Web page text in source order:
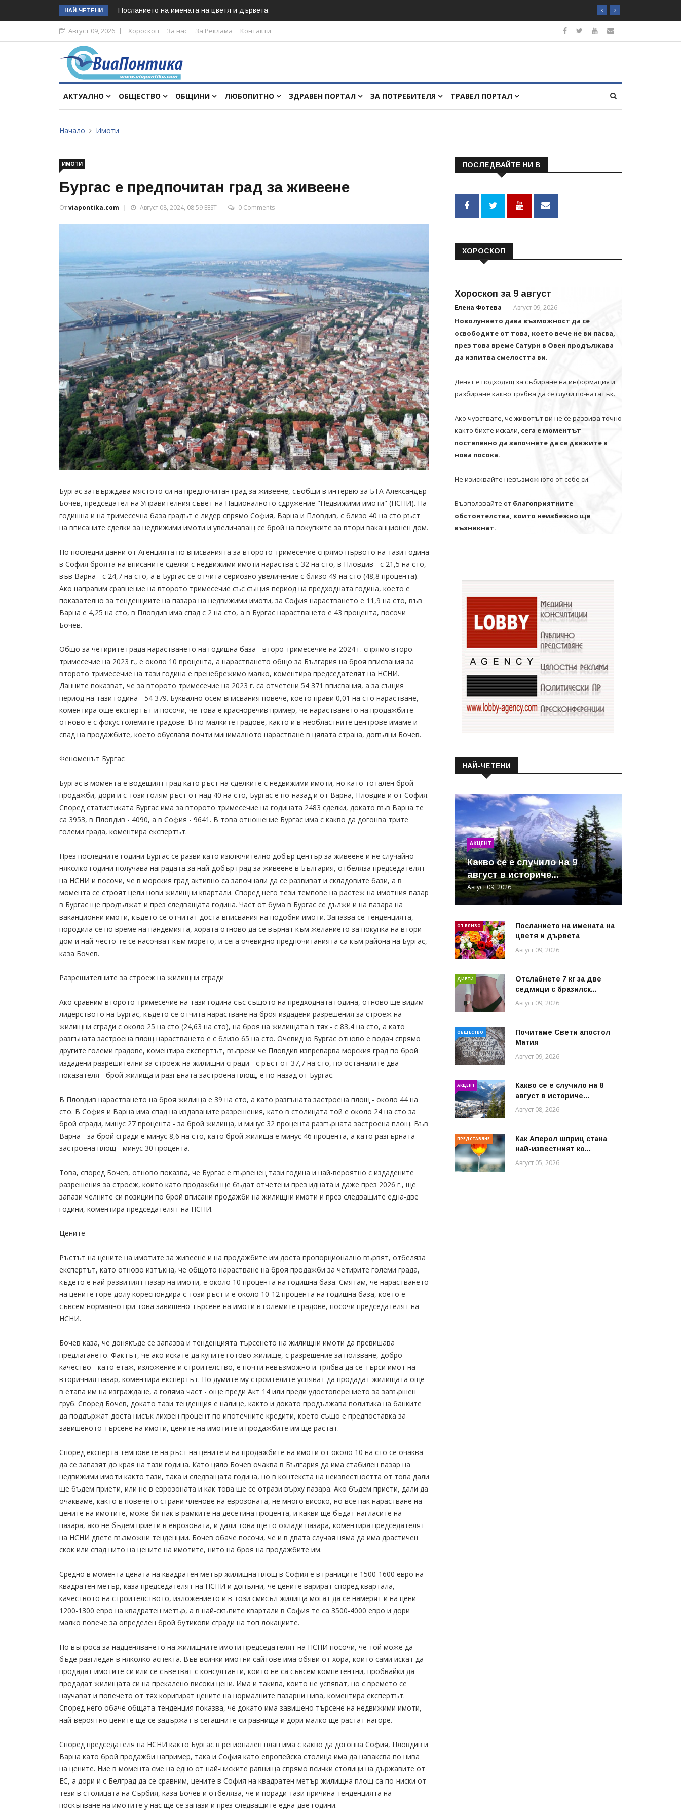
НАЙ-ЧЕТЕНИ Посланието на имената на цветя и дървета
Август 09, 2026 Хороскоп За нас За Реклама Контакти
АКТУАЛНО ОБЩЕСТВО ОБЩИНИ ЛЮБОПИТНО ЗДРАВЕН ПОРТАЛ ЗА ПОТРЕБИТЕЛЯ ТРАВЕЛ ПОРТАЛ
Начало Имоти
ИМОТИ
Бургас е предпочитан град за живеене
Отviapontika.com Август 08, 2024, 08:59 EEST 0 Comments
Бургас затвърждава мястото си на предпочитан град за живеене, съобщи в интервю за БТА Александър
Бочев, председател на Управителния съвет на Националното сдружение "Недвижими имоти" (НСНИ). На
годишна и на тримесечна база градът е лидер спрямо София, Варна и Пловдив, с близо 40 на сто ръст
на вписаните сделки за недвижими имоти и увеличаващ се брой на покупките за втори ваканционен дом.
По последни данни от Агенцията по вписванията за второто тримесечие спрямо първото на тази година
в София броята на вписаните сделки с недвижими имоти нараства с 32 на сто, в Пловдив - с 21,5 на сто,
във Варна - с 24,7 на сто, а в Бургас се отчита сериозно увеличение с близо 49 на сто (48,8 процента).
Ако направим сравнение на второто тримесечие със същия период на предходната година, което е
показателно за тенденциите на пазара на недвижими имоти, за София нарастването е 11,9 на сто, във
Варна е 4,25 на сто, в Пловдив има спад с 2 на сто, а в Бургас нарастването е 43 процента, посочи
Бочев.
Общо за четирите града нарастването на годишна база - второ тримесечие на 2024 г. спрямо второ
тримесечие на 2023 г., е около 10 процента, а нарастването общо за България на броя вписвания за
второто тримесечие на тази година е пренебрежимо малко, коментира председателят на НСНИ.
Данните показват, че за второто тримесечие на 2023 г. са отчетени 54 371 вписвания, а за същия
период на тази година - 54 379. Буквално осем вписвания повече, което прави 0,01 на сто нарастване,
коментира още експертът и посочи, че това е красноречив пример, че нарастването на продажбите
отново е с фокус големите градове. В по-малките градове, както и в необластните центрове имаме и
спад на продажбите, което обуславя почти минималното нарастване в цялата страна, допълни Бочев.
Феноменът Бургас
Бургас в момента е водещият град като ръст на сделките с недвижими имоти, но като тотален брой
продажби, дори и с този голям ръст от над 40 на сто, Бургас е по-назад и от Варна, Пловдив и от София.
Според статистиката Бургас има за второто тримесечие на годината 2483 сделки, докато във Варна те
са 3953, в Пловдив - 4090, а в София - 9641. В това отношение Бургас има с какво да догонва трите
големи града, коментира експертът.
През последните години Бургас се разви като изключително добър център за живеене и не случайно
няколко години получава наградата за най-добър град за живеене в България, отбеляза председателят
на НСНИ и посочи, че в морския град активно са започнали да се развиват и складовите бази, а в
момента се строят цели нови жилищни квартали. Според него тези темпове на растеж на имотния пазар
в Бургас ще продължат и през следващата година. Част от бума в Бургас се дължи и на пазара на
ваканционни имоти, където се отчитат доста вписвания на подобни имоти. Запазва се тенденцията,
породила се по време на пандемията, хората отново да се върнат към желанието за покупка на втори
дом и най-често те се насочват към морето, и сега очевидно предпочитанията са към района на Бургас,
каза Бочев.
Разрешителните за строеж на жилищни сгради
Ако сравним второто тримесечие на тази година със същото на предходната година, отново ще видим
лидерството на Бургас, където се отчита нарастване на броя издадени разрешения за строеж на
жилищни сгради с около 25 на сто (24,63 на сто), на броя на жилищата в тях - с 83,4 на сто, а като
разгъната застроена площ нарастването е с близо 65 на сто. Очевидно Бургас отново е водач спрямо
другите големи градове, коментира експертът, въпреки че Пловдив изпреварва морския град по брой
издадени разрешителни за строеж на жилищни сгради - с ръст от 37,7 на сто, по останалите два
показателя - брой жилища и разгъната застроена площ, е по-назад от Бургас.
В Пловдив нарастването на броя жилища е 39 на сто, а като разгъната застроена площ - около 44 на
сто. В София и Варна има спад на издаваните разрешения, като в столицата той е около 24 на сто за
брой сгради, минус 27 процента - за брой жилища, и минус 32 процента разгърната застроена площ. Във
Варна - за брой сгради е минус 8,6 на сто, като брой жилища е минус 46 процента, а като разгърната
застроена площ - минус 30 процента.
Това, според Бочев, отново показва, че Бургас е първенец тази година и най-вероятно с издадените
разрешения за строеж, които като продажби ще бъдат отчетени през идната и даже през 2026 г., ще
запази челните си позиции по брой вписани продажби на жилищни имоти и през следващите една-две
години, коментира председателят на НСНИ.
Цените
Ръстът на цените на имотите за живеене и на продажбите им доста пропорционално вървят, отбеляза
експертът, като отново изтъкна, че общото нарастване на броя продажби за четирите големи града,
където е най-развитият пазар на имоти, е около 10 процента на годишна база. Смятам, че нарастването
на цените горе-долу кореспондира с този ръст и е около 10-12 процента на годишна база, което е
съвсем нормално при това завишено търсене на имоти в големите градове, посочи председателят на
НСНИ.
Бочев каза, че донякъде се запазва и тенденцията търсенето на жилищни имоти да превишава
предлагането. Фактът, че ако искате да купите готово жилище, с разрешение за ползване, добро
качество - като етаж, изложение и строителство, е почти невъзможно и трябва да се търси имот на
вторичния пазар, коментира експертът. По думите му строителите успяват да продадат жилищата още
в етапа им на изграждане, а голяма част - още преди Акт 14 или преди удостоверението за завършен
груб. Според Бочев, докато тази тенденция е налице, както и докато продължава политика на банките
да поддържат доста нисък лихвен процент по ипотечните кредити, което също е предпоставка за
завишеното търсене на имоти, цените на имотите и продажбите им ще растат.
Според експерта темповете на ръст на цените и на продажбите на имоти от около 10 на сто се очаква
да се запазят до края на тази година. Като цяло Бочев очаква в България да има стабилен пазар на
недвижими имоти както тази, така и следващата година, но в контекста на неизвестността от това дали
ще бъдем приети, или не в еврозоната и как това ще се отрази върху пазара. Ако бъдем приети, дали да
очакваме, както в повечето страни членове на еврозоната, не много високо, но все пак нарастване на
цените на имотите, може би пак в рамките на десетина процента, и какви ще бъдат нагласите на
пазара, ако не бъдем приети в еврозоната, и дали това ще го охлади пазара, коментира председателят
на НСНИ двете възможни тенденции. Бочев обаче посочи, че и в двата случая няма да има драстичен
скок или спад нито на цените на имотите, нито на броя на продажбите им.
Средно в момента цената на квадратен метър жилищна площ в София е в границите 1500-1600 евро на
квадратен метър, каза председателят на НСНИ и допълни, че цените варират според квартала,
качеството на строителството, изложението и в този смисъл жилища могат да се намерят и на цени
1200-1300 евро на квадратен метър, а в най-скъпите квартали в София те са 3500-4000 евро и дори
малко повече за определен брой бутикови сгради на топ локациите.
По въпроса за надценяването на жилищните имоти председателят на НСНИ посочи, че той може да
бъде разгледан в няколко аспекта. Във всички имотни сайтове има обяви от хора, които сами искат да
продадат имотите си или се съветват с консултанти, които не са съвсем компетентни, пробвайки да
продадат жилищата си на прекалено високи цени. Има и такива, които не успяват, но с времето се
научават и повечето от тях коригират цените на нормалните пазарни нива, коментира експертът.
Според него обаче общата тенденция показва, че докато има завишено търсене на недвижими имоти,
най-вероятно цените ще се задържат в сегашните си равнища и дори малко ще растат нагоре.
Според председателя на НСНИ както Бургас в регионален план има с какво да догонва София, Пловдив и
Варна като брой продажби например, така и София като европейска столица има да наваксва по нива
на цените. Ние в момента сме на едно от най-ниските равнища спрямо всички столици на държавите от
ЕС, а дори и с Белград да се сравним, цените в София на квадратен метър жилищна площ са по-ниски от
тези в столицата на Сърбия, каза Бочев и отбеляза, че и поради тази причина тенденцията на
поскъпване на имотите у нас ще се запази и през следващите една-две години.
ПОСЛЕДВАЙТЕ НИ В
ХОРОСКОП
Хороскоп за 9 август
Елена Фотева Август 09, 2026
Новолунието дава възможност да се
освободите от това, което вече не ви пасва,
през това време Сатурн в Овен продължава
да изпитва смелостта ви.
Денят е подходящ за събиране на информация и
разбиране какво трябва да се случи по-нататък.
Ако чувствате, че животът ви не се развива точно
както бихте искали, сега е моментът
постепенно да започнете да се движите в
нова посока.
Не изисквайте невъзможното от себе си.
Възползвайте от благоприятните
обстоятелства, които неизбежно ще
възникнат.
НАЙ-ЧЕТЕНИ
АКЦЕНТ
Какво се е случило на 9
август в историче...
Август 09, 2026
ОТ БЛИЗО
Посланието на имената на
цветя и дървета
Август 09, 2026
ДИЕТИ
Отслабнете 7 кг за две
седмици с бразилск...
Август 09, 2026
ОБЩЕСТВО
Почитаме Свети апостол
Матия
Август 09, 2026
АКЦЕНТ
Какво се е случило на 8
август в историче...
Август 08, 2026
ПРЕДСТАВЯНЕ
Как Аперол шприц стана
най-известният ко...
Август 05, 2026